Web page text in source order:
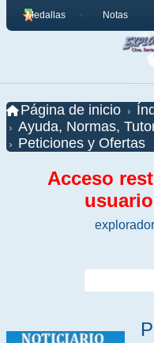
Medallas Notas
Página de inicio
Ayuda, Normas,
Peticiones y Ofertas
Acceso